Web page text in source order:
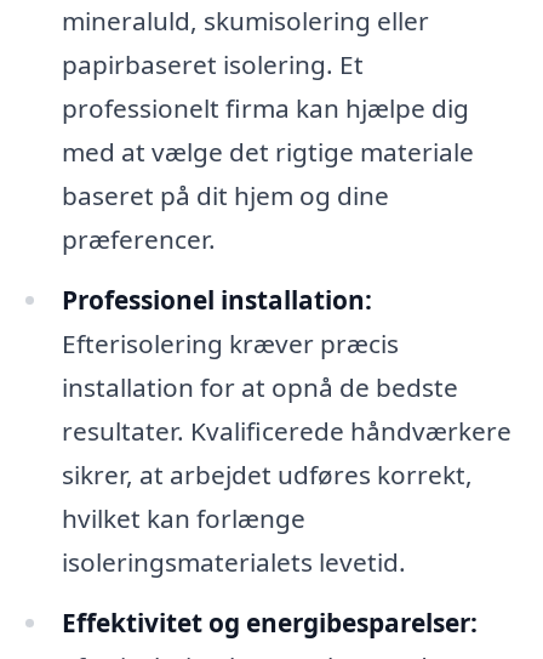
mineraluld, skumisolering eller
papirbaseret isolering. Et
professionelt firma kan hjælpe dig
med at vælge det rigtige materiale
baseret på dit hjem og dine
præferencer.
Professionel installation:
Efterisolering kræver præcis
installation for at opnå de bedste
resultater. Kvalificerede håndværkere
sikrer, at arbejdet udføres korrekt,
hvilket kan forlænge
isoleringsmaterialets levetid.
Effektivitet og energibesparelser: